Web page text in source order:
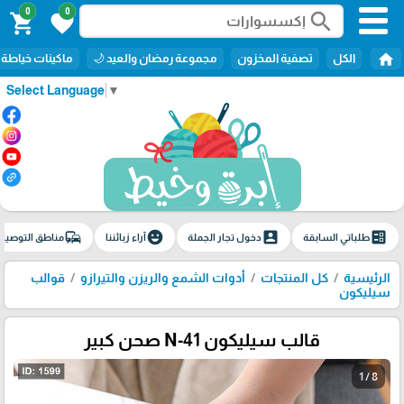
Select Language ▼
search
0
favorite
0
shopping_cart
home الكل تصفية المخزون مجموعة رمضان والعيد 🌙 ماكينات خياطة
ballotطلباتي السابقة account_boxدخول تجار الجملة emoji_emotionsآراء زبائننا commuteمناطق
الرئيسية كل المنتجات أدوات الشمع والريزن والتيرازو
قوالب
سيليكون
قالب سيليكون N-41 صحن كبير
1 / 8